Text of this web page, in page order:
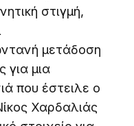
στιγμή,
μετάδοση
για μια
που έστειλε ο
Χαρδαλιάς